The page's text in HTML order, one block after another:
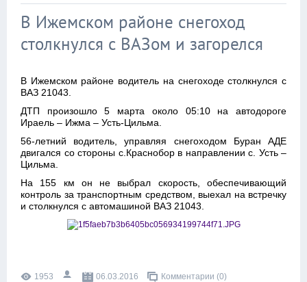
В Ижемском районе снегоход
столкнулся с ВАЗом и загорелся
В Ижемском районе водитель на снегоходе столкнулся с
ВАЗ 21043.
ДТП произошло 5 марта около 05:10 на автодороге
Ираель – Ижма – Усть-Цильма.
56-летний водитель, управляя снегоходом Буран АДЕ
двигался со стороны с.Краснобор в направлении с. Усть –
Цильма.
На 155 км он не выбрал скорость, обеспечивающий
контроль за транспортным средством, выехал на встречку
и столкнулся с автомашиной ВАЗ 21043.
1953 06.03.2016 Комментарии (0)